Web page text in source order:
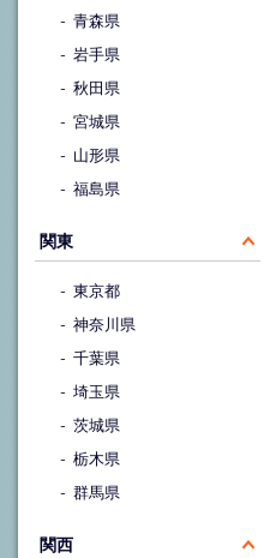
青森県
岩手県
秋田県
宮城県
山形県
福島県
関東
東京都
神奈川県
千葉県
埼玉県
茨城県
栃木県
群馬県
関西